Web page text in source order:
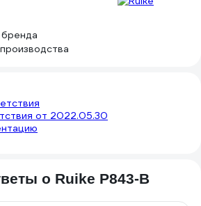
от 2022.05.30
о Ruike P843-B